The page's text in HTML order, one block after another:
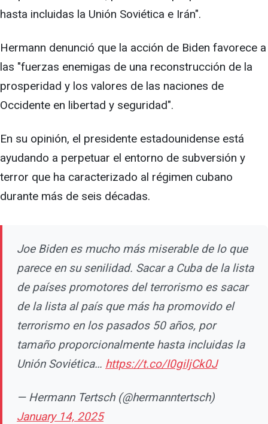
hasta incluidas la Unión Soviética e Irán".
Hermann denunció que la acción de Biden favorece a
las "fuerzas enemigas de una reconstrucción de la
prosperidad y los valores de las naciones de
Occidente en libertad y seguridad".
En su opinión, el presidente estadounidense está
ayudando a perpetuar el entorno de subversión y
terror que ha caracterizado al régimen cubano
durante más de seis décadas.
Joe Biden es mucho más miserable de lo que
parece en su senilidad. Sacar a Cuba de la lista
de países promotores del terrorismo es sacar
de la lista al país que más ha promovido el
terrorismo en los pasados 50 años, por
tamaño proporcionalmente hasta incluidas la
Unión Soviética… https://t.co/I0giljCk0J
— Hermann Tertsch (@hermanntertsch)
January 14, 2025